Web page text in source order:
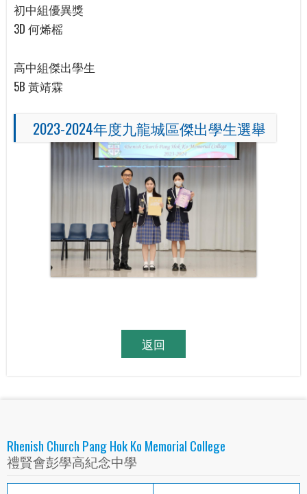
初中組優異獎
3D 何烯榣
高中組傑出學生
5B 黃靖霖
2023-2024年度九龍城區傑出學生選舉
返回
Rhenish Church Pang Hok Ko Memorial College
禮賢會彭學高紀念中學